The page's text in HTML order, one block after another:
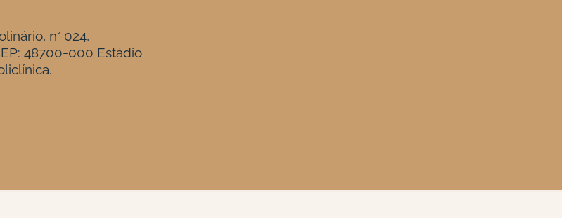
n° 024,
48700-000 Estádio